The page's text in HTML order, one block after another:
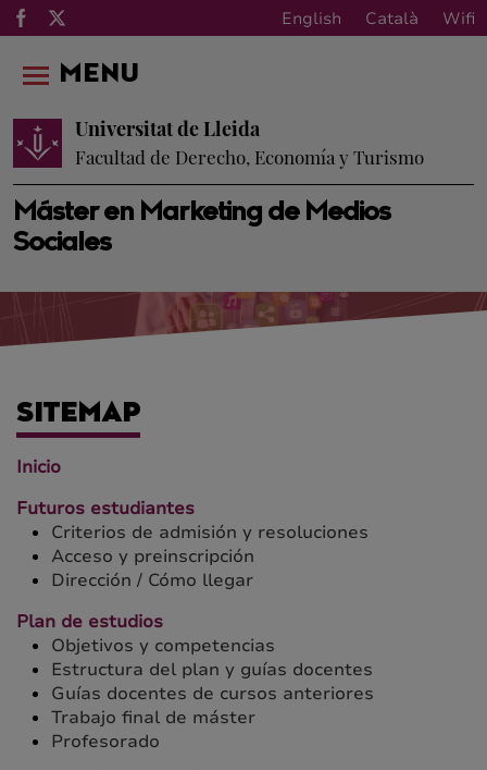
English Català Wifi
Máster en Marketing de Medios
Sociales
Universitat de Lleida
Facultad de Derecho, Economía y Turismo
MENU
SITEMAP
Inicio
Futuros estudiantes
Criterios de admisión y resoluciones
Acceso y preinscripción
Dirección / Cómo llegar
Plan de estudios
Objetivos y competencias
Estructura del plan y guías docentes
Guías docentes de cursos anteriores
Trabajo final de máster
Profesorado